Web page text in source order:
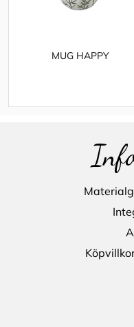
MUG HAPPY